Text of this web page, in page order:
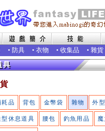
• 防具 • 衣物 • 收集品 • 雜貨
耗品 背包 金幣袋 雜物 外
型休息道具 腰包 釣魚用品